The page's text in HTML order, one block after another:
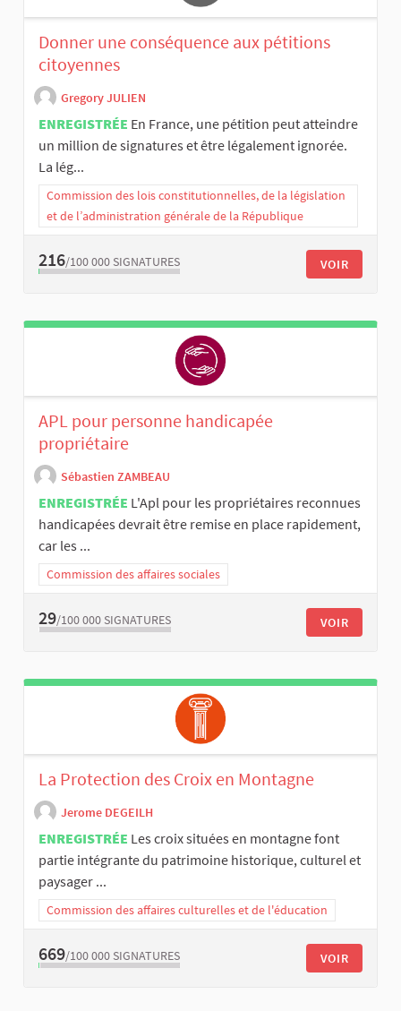
Donner une conséquence aux pétitions
citoyennes
Gregory JULIEN
ENREGISTRÉE En France, une pétition peut atteindre
un million de signatures et être légalement ignorée.
La lég...
Commission des lois constitutionnelles, de la législation
et de l’administration générale de la République
216/100 000 SIGNATURES VOIR
APL pour personne handicapée
propriétaire
Sébastien ZAMBEAU
ENREGISTRÉE L'Apl pour les propriétaires reconnues
handicapées devrait être remise en place rapidement,
car les ...
Commission des affaires sociales
29/100 000 SIGNATURES VOIR
La Protection des Croix en Montagne
Jerome DEGEILH
ENREGISTRÉE Les croix situées en montagne font
partie intégrante du patrimoine historique, culturel et
paysager ...
Commission des affaires culturelles et de l'éducation
669/100 000 SIGNATURES VOIR